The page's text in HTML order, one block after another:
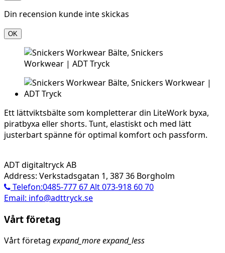
Din recension kunde inte skickas
OK
Ett lättviktsbälte som kompletterar din LiteWork byxa,
piratbyxa eller shorts. Tunt, elastiskt och med lätt
justerbart spänne för optimal komfort och passform.
ADT digitaltryck AB
Address: Verkstadsgatan 1, 387 36 Borgholm
Telefon:0485-777 67 Alt 073-918 60 70
Email: info@adttryck.se
Vårt företag
Vårt företag expand_moreexpand_less